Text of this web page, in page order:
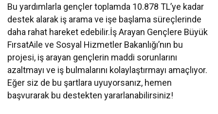
Bu yardımlarla gençler toplamda 10.878 TL’ye kadar
destek alarak iş arama ve işe başlama süreçlerinde
daha rahat hareket edebilir.İş Arayan Gençlere Büyük
FırsatAile ve Sosyal Hizmetler Bakanlığı’nın bu
projesi, iş arayan gençlerin maddi sorunlarını
azaltmayı ve iş bulmalarını kolaylaştırmayı amaçlıyor.
Eğer siz de bu şartlara uyuyorsanız, hemen
başvurarak bu destekten yararlanabilirsiniz!